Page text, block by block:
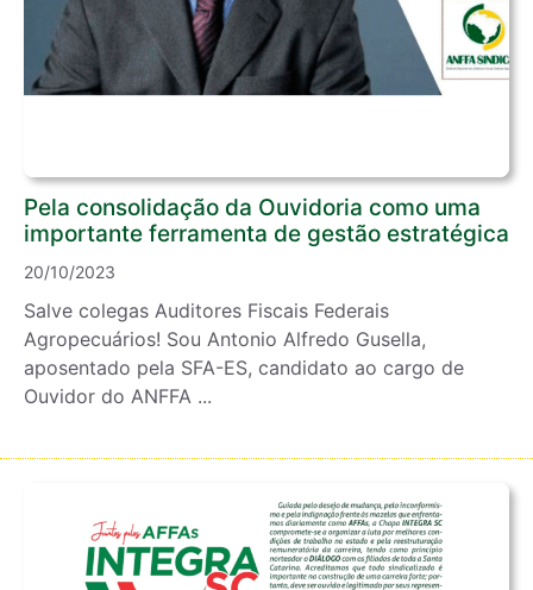
Pela consolidação da Ouvidoria como uma
importante ferramenta de gestão estratégica
20/10/2023
Salve colegas Auditores Fiscais Federais
Agropecuários! Sou Antonio Alfredo Gusella,
aposentado pela SFA-ES, candidato ao cargo de
Ouvidor do ANFFA ...